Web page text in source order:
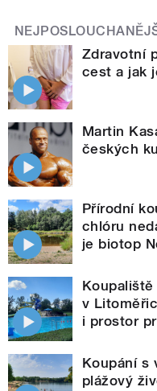
Zdravotní
cest a jak
Martin
českých
Přírodní
chlóru
je biotop
v
i prostor
Koupání s
plážový